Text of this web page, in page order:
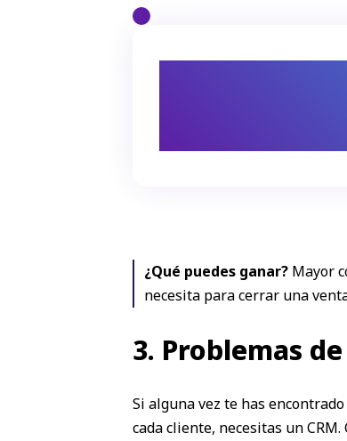
¿Qué puedes ganar? Mayor
necesita para cerrar una
3. Problemas
Si alguna vez te has
cada cliente, necesitas un